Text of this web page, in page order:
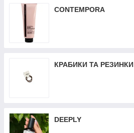
CONTEMPORA
КРАБИКИ ТА РЕЗИНКИ
DEEPLY